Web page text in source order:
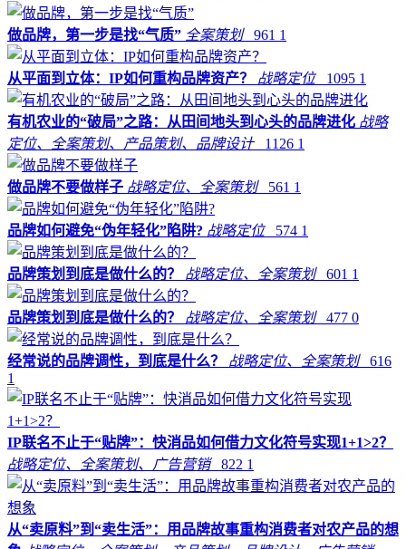
做品牌，第一步是找“气质” 全案策划 961 1
从平面到立体：IP如何重构品牌资产？ 战略定位 1095 1
有机农业的“破局”之路：从田间地头到心头的品牌进化 战略
定位、全案策划、产品策划、品牌设计 1126 1
做品牌不要做样子 战略定位、全案策划 561 1
品牌如何避免“伪年轻化”陷阱? 战略定位 574 1
品牌策划到底是做什么的？ 战略定位、全案策划 601 1
品牌策划到底是做什么的？ 战略定位、全案策划 477 0
经常说的品牌调性，到底是什么？ 战略定位、全案策划 616
1
IP联名不止于“贴牌”：快消品如何借力文化符号实现1+1>2？
战略定位、全案策划、广告营销 822 1
从“卖原料”到“卖生活”：用品牌故事重构消费者对农产品的想